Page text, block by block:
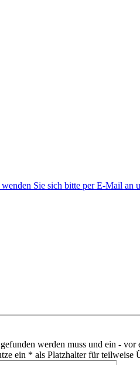
Sie sich bitte per E-Mail an
werden muss und ein - vor
ein * als Platzhalter für teilweise